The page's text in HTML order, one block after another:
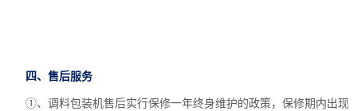
四、售后服务
①、调料包装机售后实行保修一年终身维护的政策，保修期内出现